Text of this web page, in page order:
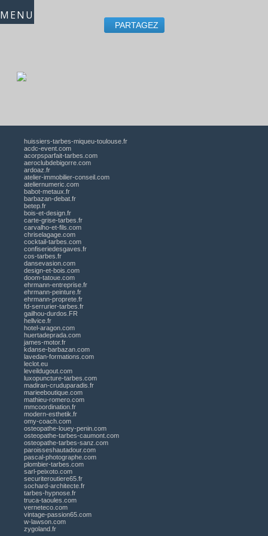
MENU
PARTAGEZ
huissiers-tarbes-miqueu-toulouse.fr
acdc-event.com
acorpsparfait-tarbes.com
aeroclubdebigorre.com
ardoaz.fr
atelier-immobilier-conseil.com
ateliernumeric.com
babot-metaux.fr
barbazan-debat.fr
betep.fr
bois-et-design.fr
carte-grise-tarbes.fr
carvalho-et-fils.com
chriselagage.com
cocktail-tarbes.com
confiseriedesgaves.fr
cos-tarbes.fr
dansevasion.com
design-et-bois.com
doom-tatoue.com
ehrmann-entreprise.fr
ehrmann-peinture.fr
ehrmann-proprete.fr
fd-serrurier-tarbes.fr
gailhou-durdos.FR
hellvice.fr
hotel-aragon.com
huertadeprada.com
james-motor.fr
kdanse-barbazan.com
lavedan-formations.com
leclot.eu
leveildugout.com
luxopuncture-tarbes.com
madiran-cruduparadis.fr
marieeboutique.com
mathieu-romero.com
mmcoordination.fr
modern-esthetik.fr
omy-coach.com
osteopathe-louey-penin.com
osteopathe-tarbes-caumont.com
osteopathe-tarbes-sanz.com
paroisseshautadour.com
pascal-photographe.com
plombier-tarbes.com
sarl-peixoto.com
securiteroutiere65.fr
sochard-architecte.fr
tarbes-hypnose.fr
truca-taoules.com
verneteco.com
vintage-passion65.com
w-lawson.com
zygoland.fr